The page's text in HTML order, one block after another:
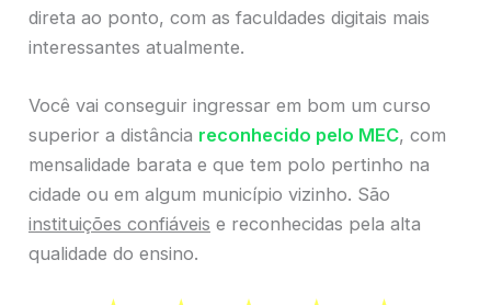
direta ao ponto, com as faculdades digitais mais
interessantes atualmente.
Você vai conseguir ingressar em bom um curso
superior a distância reconhecido pelo MEC, com
mensalidade barata e que tem polo pertinho na
cidade ou em algum município vizinho. São
instituições confiáveis e reconhecidas pela alta
qualidade do ensino.